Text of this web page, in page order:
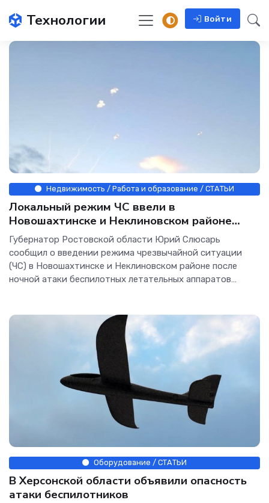
Технологии Войти
Недвижимость / Работа и образование / СТАТЬИ
Локальный режим ЧС ввели в
Новошахтинске и Неклиновском районе
после атаки БПЛА
Губернатор Ростовской области Юрий Слюсарь
сообщил о введении режима чрезвычайной ситуации
(ЧС) в Новошахтинске и Неклиновском районе после
ночной атаки беспилотных летательных аппаратов
Оборудование / СТАТЬИ
В Херсонской области объявили опасность
атаки беспилотников